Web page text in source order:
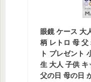
眼鏡 ケース 大
柄 レトロ 母 父
ト プレゼント
生 大人 子供 キ
父の日 母の日